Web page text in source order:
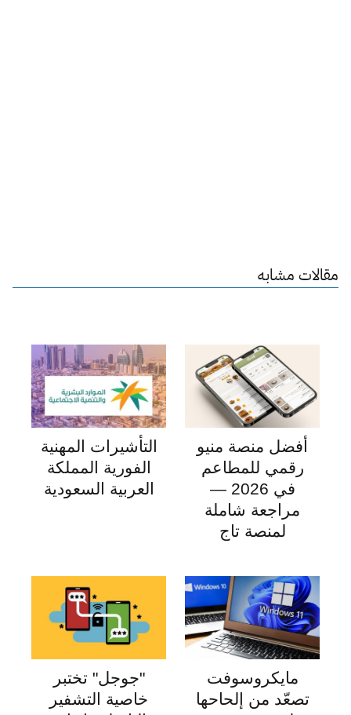
مقالات مشابه
أفضل منصة منيو
رقمي للمطاعم
في 2026 —
مراجعة شاملة
لمنصة تاج
التأشيرات المهنية
الفورية المملكة
العربية السعودية
مايكروسوفت
تصعّد من إلحاحها
"جوجل" تختبر
خاصية التشفير